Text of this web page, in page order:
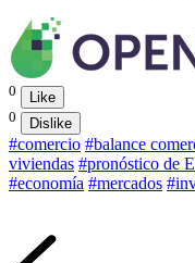
0
Like
0
Dislike
#comercio #balance
viviendas #pronóstico de
#economía #mercados